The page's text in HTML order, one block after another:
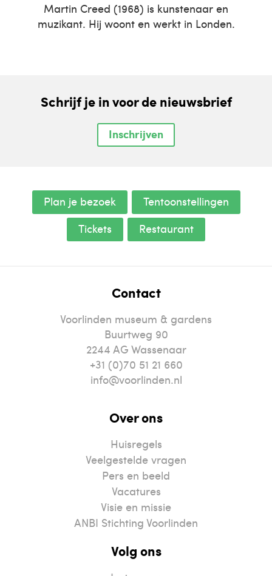
Martin Creed (1968) is kunstenaar en
muzikant. Hij woont en werkt in Londen.
Schrijf je in voor de nieuwsbrief
Inschrijven
Plan je bezoek
Tentoonstellingen
Tickets
Restaurant
Contact
Voorlinden museum & gardens
Buurtweg 90
2244 AG Wassenaar
+31 (0)70 51 21 660
info@voorlinden.nl
Over ons
Huisregels
Veelgestelde vragen
Pers en beeld
Vacatures
Visie en missie
ANBI Stichting Voorlinden
Volg ons